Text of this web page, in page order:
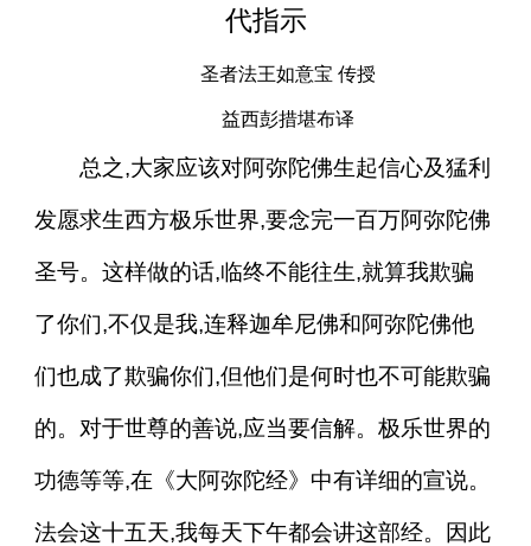
代指示
圣者法王如意宝 传授
益西彭措堪布译
总之,大家应该对阿弥陀佛生起信心及猛利
发愿求生西方极乐世界,要念完一百万阿弥陀佛
圣号。这样做的话,临终不能往生,就算我欺骗
了你们,不仅是我,连释迦牟尼佛和阿弥陀佛他
们也成了欺骗你们,但他们是何时也不可能欺骗
的。对于世尊的善说,应当要信解。极乐世界的
功德等等,在《大阿弥陀经》中有详细的宣说。
法会这十五天,我每天下午都会讲这部经。因此